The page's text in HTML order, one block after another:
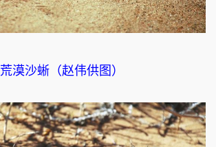
荒漠沙蜥（赵伟供图）